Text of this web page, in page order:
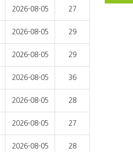
2026-08-05 27
2026-08-05 29
2026-08-05 29
2026-08-05 36
2026-08-05 28
2026-08-05 27
2026-08-05 28